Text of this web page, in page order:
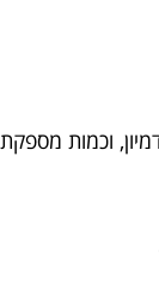
וכמות מספקת